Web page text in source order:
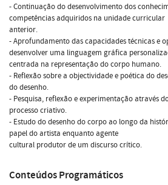
- Continuação do desenvolvimento dos
competências adquiridos na unidade curricular
anterior.
- Aprofundamento das capacidades técnicas e
desenvolver uma linguagem gráfica
centrada na representação do corpo humano.
- Reflexão sobre a objectividade e poética do
do desenho.
- Pesquisa, reflexão e experimentação através
processo criativo.
- Estudo do desenho do corpo ao longo da
papel do artista enquanto agente
cultural produtor de um discurso crítico.
Conteúdos Programáticos